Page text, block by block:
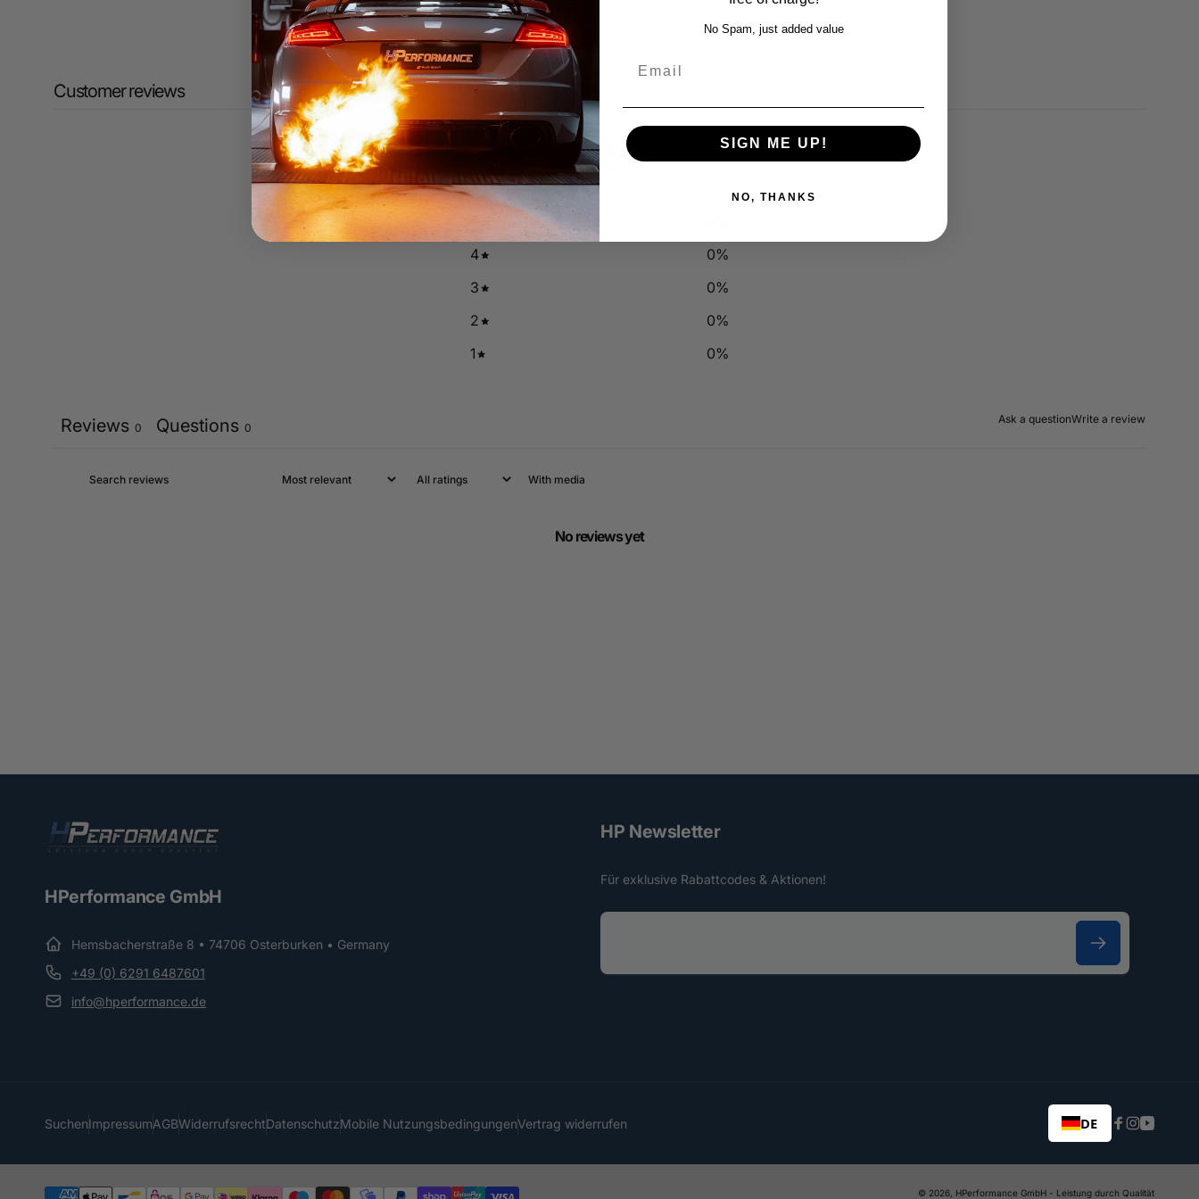
Customer reviews
0 0 reviews
5
4
0%
3
0%
2
0%
1
0%
Ask a questionWrite a review
Reviews 0 Questions 0
With media
No reviews yet
HPerformance GmbH
Hemsbacherstraße 8 • 74706 Osterburken • Germany
+49 (0) 6291 6487601
info@hperformance.de
HP Newsletter
Für exklusive Rabattcodes & Aktionen!
E
SuchenImpressumAGBWiderrufsrechtDatenschutzMobile NutzungsbedingungenVertrag widerrufen DE
Facebook
Instagram
© 2026, HPerformance GmbH - Leistung durch Qualität
No Spam, just added value
SIGN ME UP!
NO, THANKS